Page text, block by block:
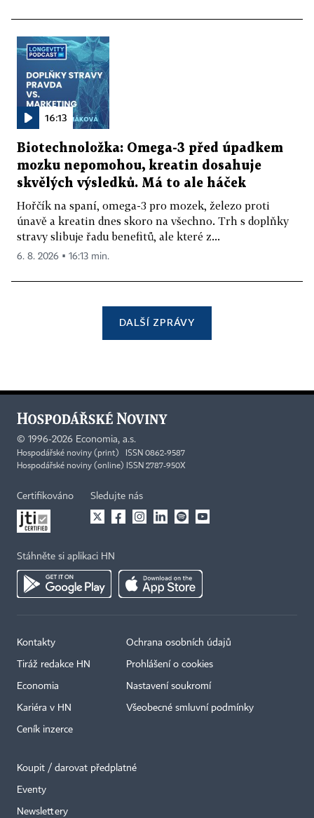
16:13
Biotechnoložka: Omega-3 před úpadkem
mozku nepomohou, kreatin dosahuje
skvělých výsledků. Má to ale háček
Hořčík na spaní, omega-3 pro mozek, železo proti
únavě a kreatin dnes skoro na všechno. Trh s doplňky
stravy slibuje řadu benefitů, ale které z...
6. 8. 2026 ▪ 16:13 min.
DALŠÍ ZPRÁVY
© 1996-2026 Economia, a.s.
Hospodářské noviny (print) ISSN 0862-9587
Hospodářské noviny (online) ISSN 2787-950X
Certifikováno Sledujte nás
Stáhněte si aplikaci HN
Kontakty
Tiráž redakce HN
Economia
Kariéra v HN
Ceník inzerce
Ochrana osobních údajů
Prohlášení o cookies
Nastavení soukromí
Všeobecné smluvní podmínky
Koupit / darovat předplatné
Eventy
Newslettery